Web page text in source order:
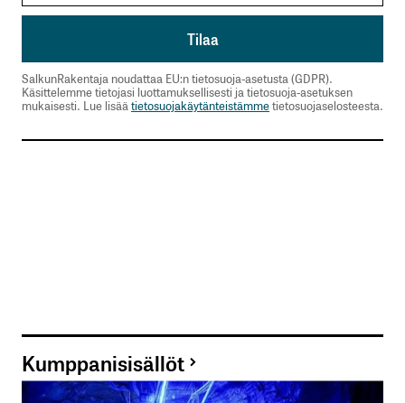
SalkunRakentaja noudattaa EU:n tietosuoja-asetusta (GDPR).
Käsittelemme tietojasi luottamuksellisesti ja tietosuoja-asetuksen
mukaisesti. Lue lisäätietosuojakäytänteistämmetietosuojaselosteesta.
Kumppanisisällöt